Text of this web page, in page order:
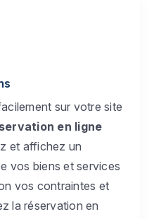
sur votre site
en ligne
et affichez un
vos biens et services
vos contraintes et
la réservation en